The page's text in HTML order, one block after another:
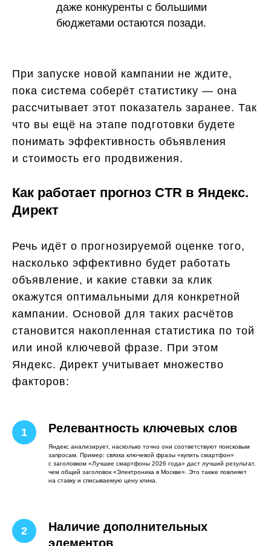
даже конкуренты с большими
бюджетами остаются позади.
При запуске новой кампании не ждите,
пока система соберёт статистику — она
рассчитывает этот показатель заранее. Так
что вы ещё на этапе подготовки будете
понимать эффективность объявления
и стоимость его продвижения.
Как работает прогноз CTR в Яндекс.
Директ
Речь идёт о прогнозируемой оценке того,
насколько эффективно будет работать
объявление, и какие ставки за клик
окажутся оптимальными для конкретной
кампании. Основой для таких расчётов
становится накопленная статистика по той
или иной ключевой фразе. При этом
Яндекс. Директ учитывает множество
факторов:
Релевантность ключевых слов
Яндекс анализирует, насколько точно они соответствуют поисковым
запросам. Пример: связка ключевой фразы «купить смартфон»
с заголовком «Лучшие смартфоны 2026 года» даст лучший результат,
чем общий заголовок «Электроника в Москве». Это также повлияет
на ставку и списываемую цену клика.
Наличие дополнительных
элементов